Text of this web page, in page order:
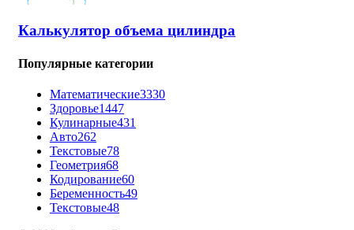
Калькулятор объема цилиндра
Популярные категории
Математические3330
Здоровье1447
Кулинарные431
Авто262
Текстовые78
Геометрия68
Кодирование60
Беременность49
Текстовые48